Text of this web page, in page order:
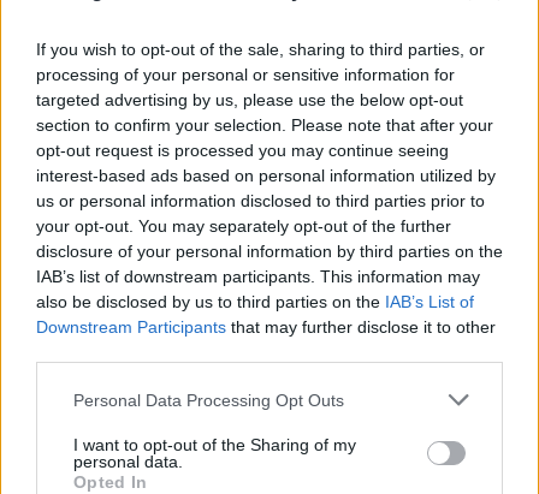
If you wish to opt-out of the sale, sharing to third parties, or
processing of your personal or sensitive information for
targeted advertising by us, please use the below opt-out
section to confirm your selection. Please note that after your
opt-out request is processed you may continue seeing
interest-based ads based on personal information utilized by
us or personal information disclosed to third parties prior to
your opt-out. You may separately opt-out of the further
disclosure of your personal information by third parties on the
IAB’s list of downstream participants. This information may
also be disclosed by us to third parties on the IAB’s List of
Downstream Participants that may further disclose it to other
Please note that this website/app uses one or more Google
not limited to your visit or usage behaviour. You may click to
grant or deny consent to Google and its third-party tags to
Personal Data Processing Opt Outs
I want to opt-out of the Sharing of my
personal data.
Opted In